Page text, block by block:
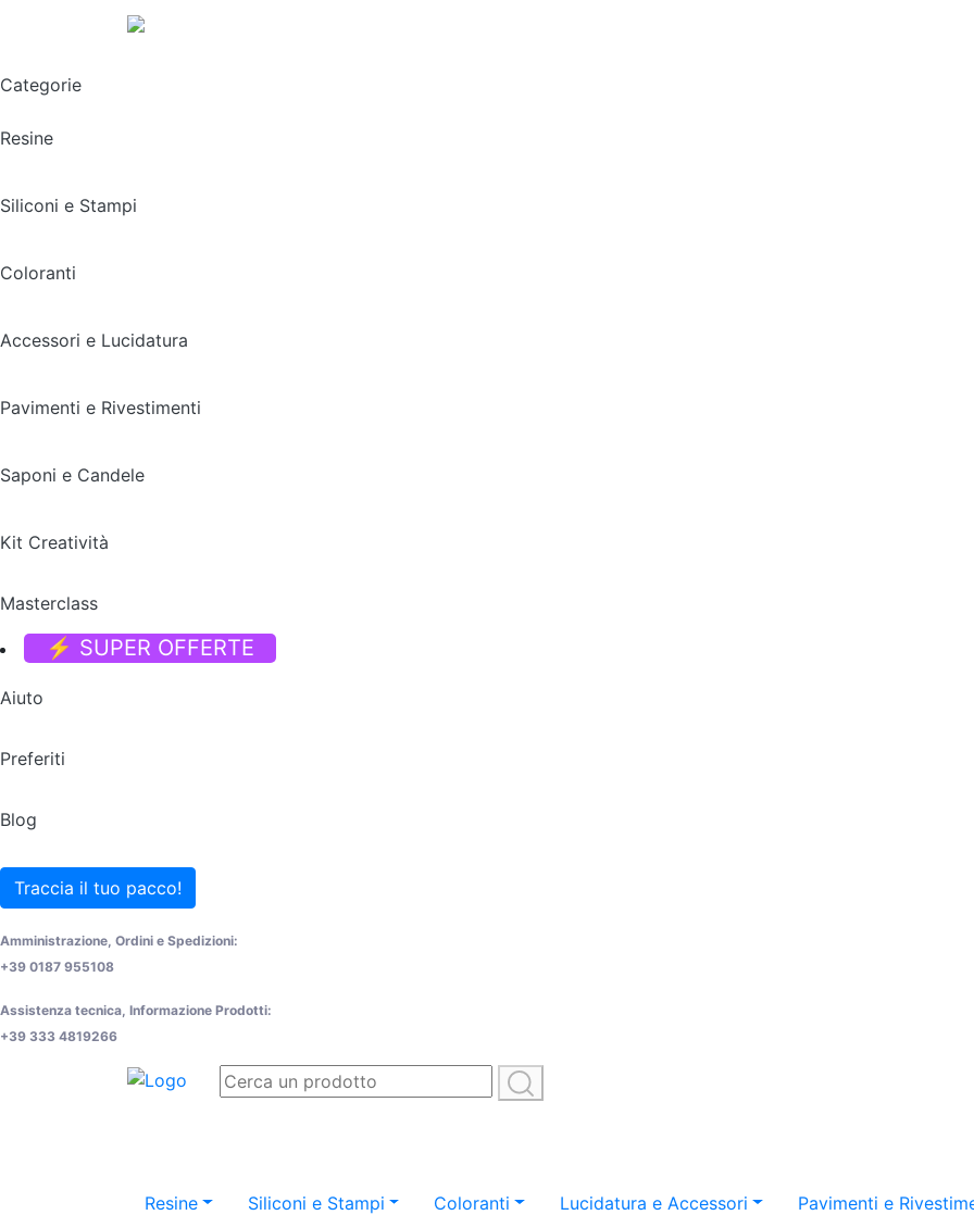
Categorie
Resine
Siliconi e Stampi
Coloranti
Accessori e Lucidatura
Pavimenti e Rivestimenti
Saponi e Candele
Kit Creatività
Masterclass
⚡ SUPER OFFERTE
Aiuto
Preferiti
Blog
Traccia il tuo pacco!
Amministrazione, Ordini e Spedizioni:
+39 0187 955108
Assistenza tecnica, Informazione Prodotti:
+39 333 4819266
Resine Siliconi e Stampi Coloranti Lucidatura e Accessori Pavimenti e